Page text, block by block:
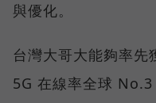
與優化。
台灣大哥大能夠率
5G 在線率全球